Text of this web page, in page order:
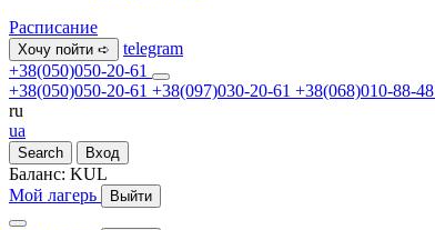
Расписание
Хочу пойти ➪
telegram
+38(050)050-20-61
+38(050)050-20-61 +38(097)030-20-61 +38(068)010-88-48
ru
ua
Search Вход
Баланс: KUL
Мой лагерь
Выйти